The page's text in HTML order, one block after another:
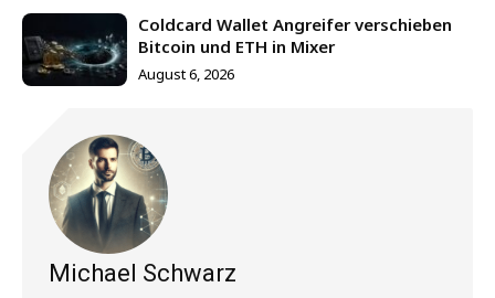
Coldcard Wallet Angreifer verschieben
Bitcoin und ETH in Mixer
August 6, 2026
Michael Schwarz